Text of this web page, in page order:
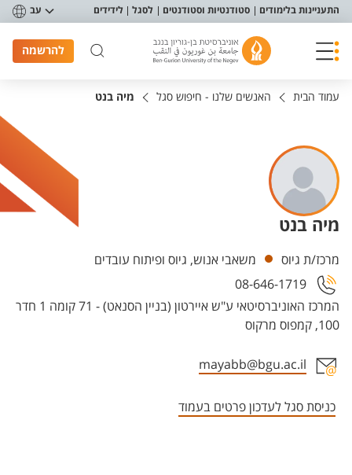
תפריט נגישות
התעניינות בלימודים סטודנטיות וסטודנטים לסגל לידידים עב
להרשמה
עמוד הבית האנשים שלנו - חיפוש סגל מיה בנט
מיה בנט
יחידות
מרכז/ת גיוס משאבי אנוש, גיוס ופיתוח עובדים
המרכז האוניברסיטאי ע"ש איירטון (בניין הסנאט) - 71 קומה 1 חדר
100, קמפוס מרקוס
08-646-1719
mayabb@bgu.ac.il
כניסת סגל לעדכון פרטים בעמוד